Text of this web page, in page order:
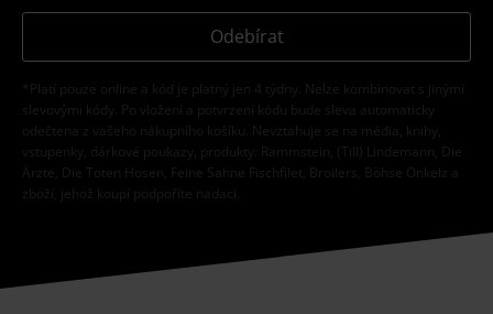
Odebírat
*Platí pouze online a kód je platný jen 4 týdny. Nelze kombinovat s jinými
slevovými kódy. Po vložení a potvrzení kódu bude sleva automaticky
odečtena z vašeho nákupního košíku. Nevztahuje se na média, knihy,
vstupenky, dárkové poukazy, produkty: Rammstein, (Till) Lindemann, Die
Ärzte, Die Toten Hosen, Feine Sahne Fischfilet, Broilers, Böhse Onkelz a
zboží, jehož koupí podpoříte nadaci.